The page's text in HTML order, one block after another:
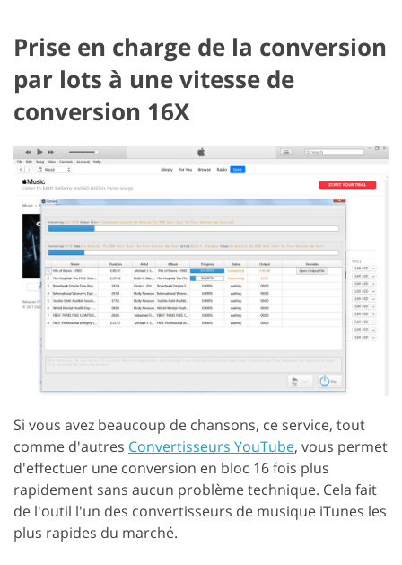
Prise en charge de la conversion
par lots à une vitesse de
conversion 16X
Si vous avez beaucoup de chansons, ce service, tout
comme d'autres Convertisseurs YouTube, vous permet
d'effectuer une conversion en bloc 16 fois plus
rapidement sans aucun problème technique. Cela fait
de l'outil l'un des convertisseurs de musique iTunes les
plus rapides du marché.